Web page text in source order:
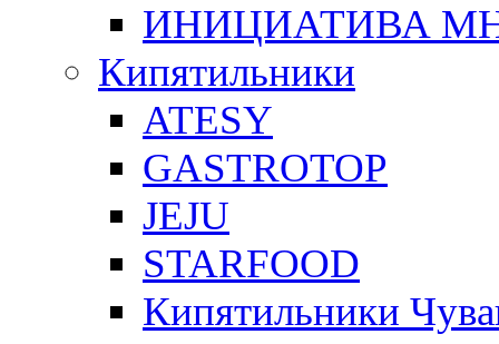
ИНИЦИАТИВА
Кипятильники
ATESY
GASTROTOP
JEJU
STARFOOD
Кипятильники